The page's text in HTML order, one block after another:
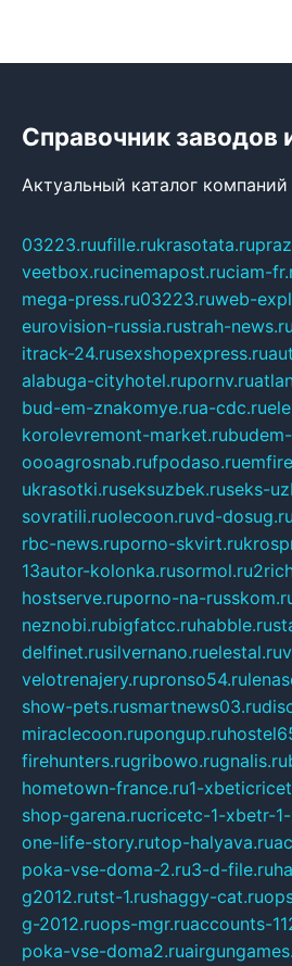
Справочник заводов
Актуальный каталог
03223.ruufille.rukrasotata.ru
veetbox.rucinemapost.ruciam-
mega-press.ru03223.ruweb-
eurovision-russia.rustrah-news.ru
itrack-24.rusexshopexpress.ru
alabuga-cityhotel.rupornv.ru
bud-em-znakomye.rua-cdc.ru
korolevremont-market.ru
oooagrosnab.rufpodaso.ru
ukrasotki.ruseksuzbek.ruseks-
sovratili.ruolecoon.ruvd-dosug.ru
rbc-news.ruporno-skvirt.ru
13autor-kolonka.rusormol.ru
hostserve.ruporno-na-
neznobi.rubigfatcc.ruhabble.ru
delfinet.rusilvernano.ruelestal.ru
velotrenajery.rupronso54.ru
show-pets.rusmartnews03.ru
miraclecoon.rupongup.ru
firehunters.rugribowo.rugnalis.ru
hometown-france.ru1-
shop-garena.rucricetc-1-xbetr-
one-life-story.rutop-halyava.ru
poka-vse-doma-2.ru3-d-file.ru
g2012.rutst-1.rushaggy-cat.ru
g-2012.ruops-mgr.ruaccounts-
poka-vse-doma2.ru